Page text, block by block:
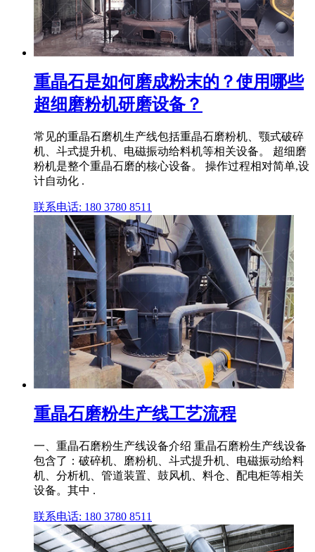
重晶石是如何磨成粉末的？使用哪些
超细磨粉机研磨设备？
常见的重晶石磨机生产线包括重晶石磨粉机、颚式破碎
机、斗式提升机、电磁振动给料机等相关设备。 超细磨
粉机是整个重晶石磨的核心设备。 操作过程相对简单,设
计自动化 .
联系电话: 180 3780 8511
重晶石磨粉生产线工艺流程
一、重晶石磨粉生产线设备介绍 重晶石磨粉生产线设备
包含了：破碎机、磨粉机、斗式提升机、电磁振动给料
机、分析机、管道装置、鼓风机、料仓、配电柜等相关
设备。其中 .
联系电话: 180 3780 8511